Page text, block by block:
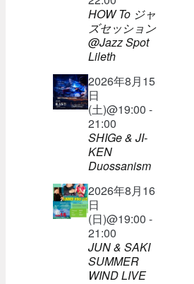
HOW To ジャ
ズセッション
@Jazz Spot
Lileth
2026年8月15
日
(土)@19:00 -
21:00
SHIGe & JI-
KEN
Duossanism
2026年8月16
日
(日)@19:00 -
21:00
JUN & SAKI
SUMMER
WIND LIVE